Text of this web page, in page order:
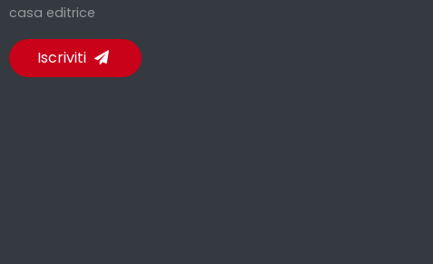
casa editrice
Iscriviti